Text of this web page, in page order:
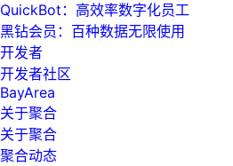
QuickBot：高效率数字化员工
黑钻会员：百种数据无限使用
开发者
开发者社区
BayArea
关于聚合
关于聚合
聚合动态